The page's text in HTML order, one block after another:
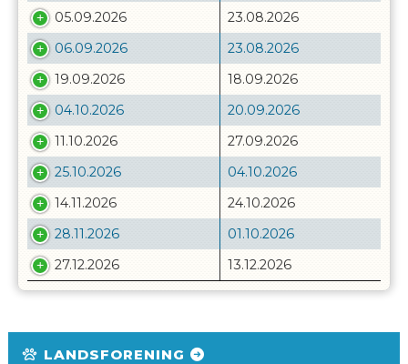
05.09.2026
23.08.2026
06.09.2026
23.08.2026
19.09.2026
18.09.2026
04.10.2026
20.09.2026
11.10.2026
27.09.2026
25.10.2026
04.10.2026
14.11.2026
24.10.2026
28.11.2026
01.10.2026
27.12.2026
13.12.2026
LANDSFORENING